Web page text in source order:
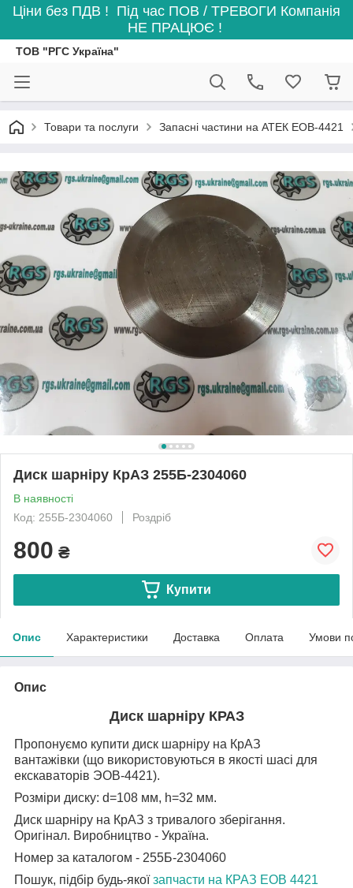
Ціни без ПДВ ! Під час ПОВ / ТРЕВОГИ Компанія
НЕ ПРАЦЮЄ !
ТОВ "РГС Україна"
Товари та послуги Запасні частини на АТЕК ЕОВ-4421
Диск шарніру КрАЗ 255Б-2304060
В наявності
Код: 255Б-2304060
Роздріб
800 ₴
Купити
Опис Характеристики Доставка Оплата Умови
Опис
Диск шарніру КРАЗ
Пропонуємо купити диск шарніру на КрАЗ
вантажівки (що використовуються в якості шасі для
екскаваторів ЭОВ-4421).
Розміри диску: d=108 мм, h=32 мм.
Диск шарніру на КрАЗ з тривалого зберігання.
Оригінал. Виробництво - Україна.
Номер за каталогом - 255Б-2304060
Пошук, підбір будь-якоїзапчасти на КРАЗ ЕОВ 4421